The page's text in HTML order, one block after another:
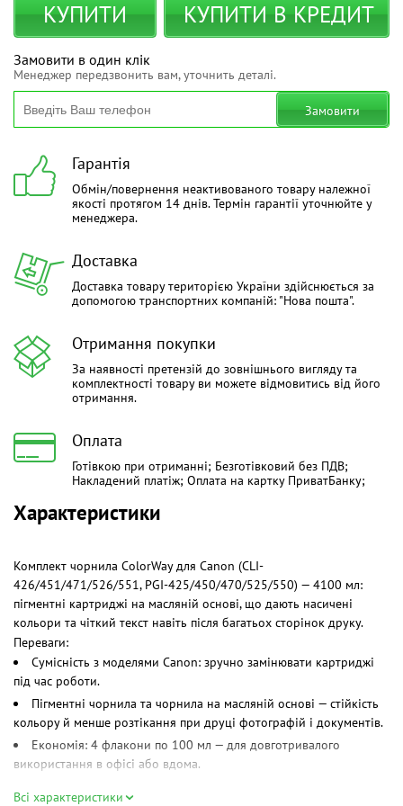
КУПИТИ КУПИТИ В КРЕДИТ
Замовити в один клік
Менеджер передзвонить вам, уточнить деталі.
Замовити
Гарантія
Обмін/повернення неактивованого товару належної
якості протягом 14 днів. Термін гарантії уточнюйте у
менеджера.
Доставка
Доставка товару територією України здійснюється за
допомогою транспортних компаній: "Нова пошта".
Отримання покупки
За наявності претензій до зовнішнього вигляду та
комплектності товару ви можете відмовитись від його
отримання.
Оплата
Готівкою при отриманні; Безготівковий без ПДВ;
Накладений платіж; Оплата на картку ПриватБанку;
Характеристики
Комплект чорнила ColorWay для Canon (CLI-
426/451/471/526/551, PGI-425/450/470/525/550) — 4100 мл:
пігментні картриджі на масляній основі, що дають насичені
кольори та чіткий текст навіть після багатьох сторінок друку.
Переваги:
Сумісність з моделями Canon: зручно замінювати картриджі
під час роботи.
Пігментні чорнила та чорнила на масляній основі — стійкість
кольору й менше розтікання при друці фотографій і документів.
Економія: 4 флакони по 100 мл — для довготривалого
використання в офісі або вдома.
Всі характеристики